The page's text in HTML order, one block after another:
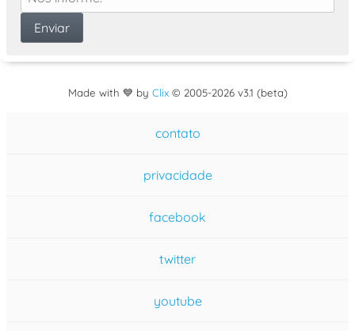
Made with 💙 by Clix© 2005-2026 v3.1 (beta)
contato
privacidade
facebook
twitter
youtube